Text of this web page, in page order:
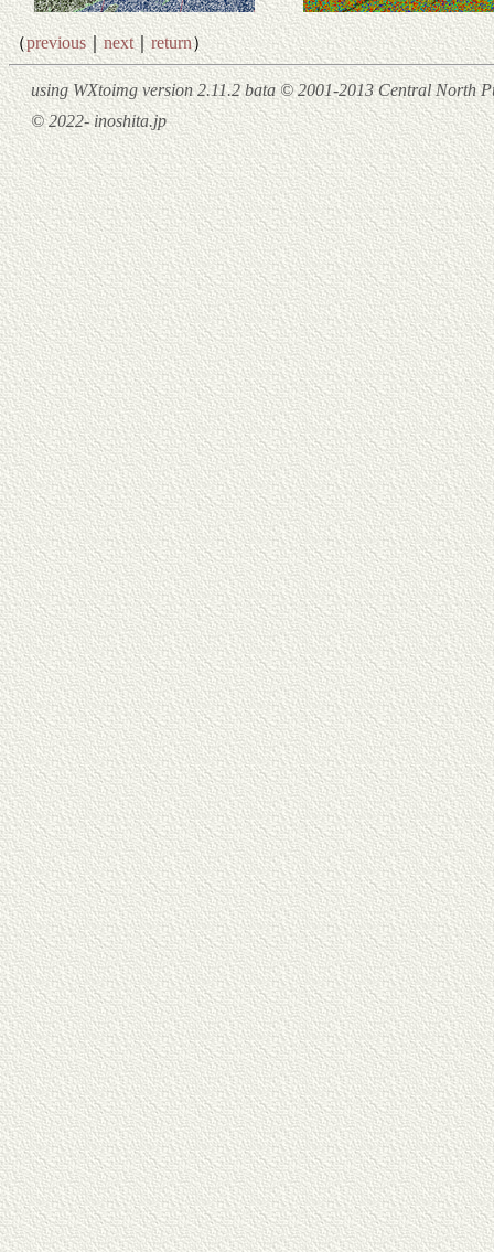
（previous｜next｜return）
using WXtoimg version 2.11.2 bata © 2001-2013 Central North
© 2022- inoshita.jp